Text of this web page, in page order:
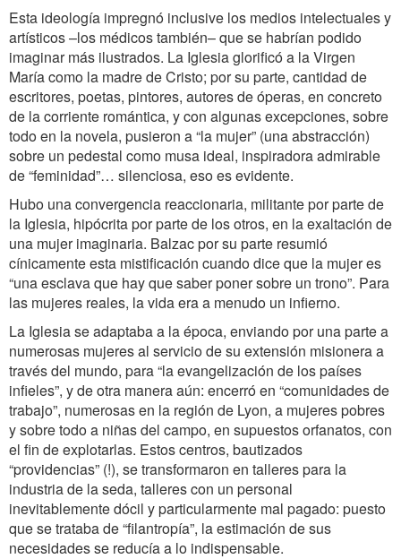
Esta ideología impregnó inclusive los medios intelectuales y
artísticos –los médicos también– que se habrían podido
imaginar más ilustrados. La Iglesia glorificó a la Virgen
María como la madre de Cristo; por su parte, cantidad de
escritores, poetas, pintores, autores de óperas, en concreto
de la corriente romántica, y con algunas excepciones, sobre
todo en la novela, pusieron a “la mujer” (una abstracción)
sobre un pedestal como musa ideal, inspiradora admirable
de “feminidad”… silenciosa, eso es evidente.
Hubo una convergencia reaccionaria, militante por parte de
la Iglesia, hipócrita por parte de los otros, en la exaltación de
una mujer imaginaria. Balzac por su parte resumió
cínicamente esta mistificación cuando dice que la mujer es
“una esclava que hay que saber poner sobre un trono”. Para
las mujeres reales, la vida era a menudo un infierno.
La Iglesia se adaptaba a la época, enviando por una parte a
numerosas mujeres al servicio de su extensión misionera a
través del mundo, para “la evangelización de los países
infieles”, y de otra manera aún: encerró en “comunidades de
trabajo”, numerosas en la región de Lyon, a mujeres pobres
y sobre todo a niñas del campo, en supuestos orfanatos, con
el fin de explotarlas. Estos centros, bautizados
“providencias” (!), se transformaron en talleres para la
industria de la seda, talleres con un personal
inevitablemente dócil y particularmente mal pagado: puesto
que se trataba de “filantropía”, la estimación de sus
necesidades se reducía a lo indispensable.